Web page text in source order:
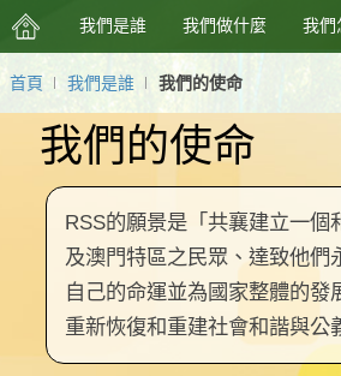
我們是誰 我們做什麼 我們
首頁 我們是誰 我們的使命
我們的使命
RSS的願景是「共襄建立一
及澳門特區之民眾、達致他
自己的命運並為國家整體的
重新恢復和重建社會和諧與公